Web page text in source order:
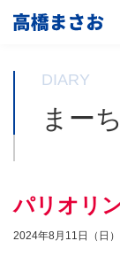
DIARY
まー
パリオリ
2024年8月11日（日）